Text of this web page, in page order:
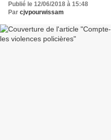
Publié le 12/06/2018 à 15:48
Par cjvpourwissam